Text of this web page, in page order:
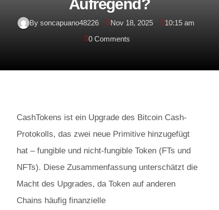
Aufregend?
By soncapuano48226 Nov 18, 2025
10:15 am
0 Comments
CashTokens ist ein Upgrade des Bitcoin Cash-
Protokolls, das zwei neue Primitive hinzugefügt
hat – fungible und nicht-fungible Token (FTs und
NFTs). Diese Zusammenfassung unterschätzt die
Macht des Upgrades, da Token auf anderen
Chains häufig finanzielle